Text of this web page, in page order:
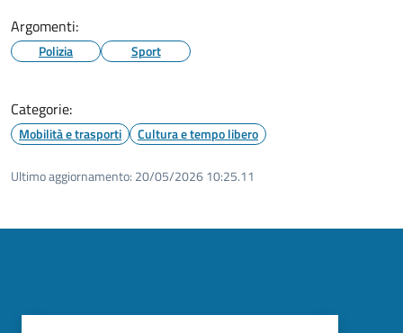
Argomenti:
Polizia Sport
Categorie:
Mobilità e trasporti Cultura e tempo libero
Ultimo aggiornamento: 20/05/2026 10:25.11